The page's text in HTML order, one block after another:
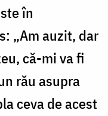
în
„Am auzit, dar
că-mi va fi
rău asupra
ceva de acest